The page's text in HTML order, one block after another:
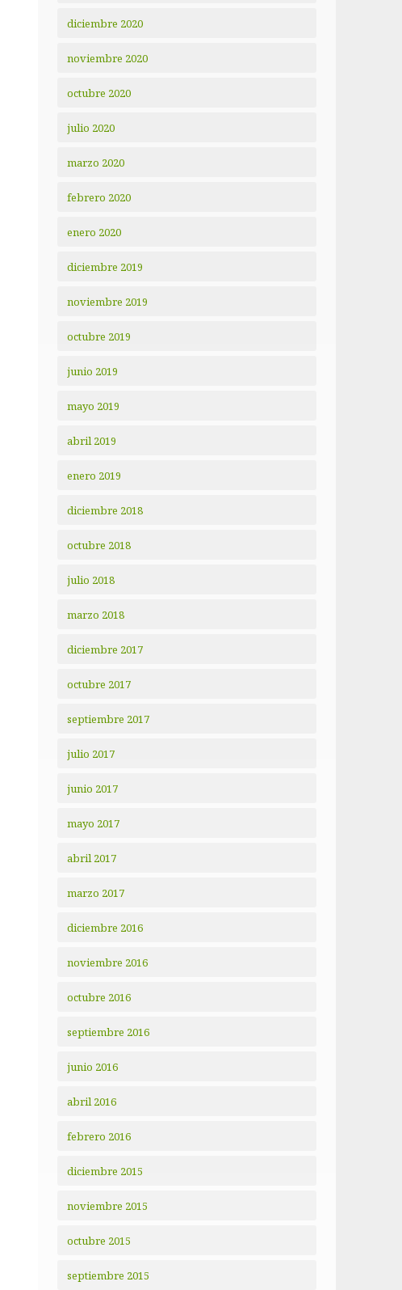
diciembre 2020
noviembre 2020
octubre 2020
julio 2020
marzo 2020
febrero 2020
enero 2020
diciembre 2019
noviembre 2019
octubre 2019
junio 2019
mayo 2019
abril 2019
enero 2019
diciembre 2018
octubre 2018
julio 2018
marzo 2018
diciembre 2017
octubre 2017
septiembre 2017
julio 2017
junio 2017
mayo 2017
abril 2017
marzo 2017
diciembre 2016
noviembre 2016
octubre 2016
septiembre 2016
junio 2016
abril 2016
febrero 2016
diciembre 2015
noviembre 2015
octubre 2015
septiembre 2015